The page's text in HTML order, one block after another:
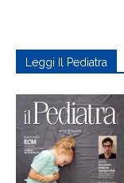
Leggi Il Pediatra